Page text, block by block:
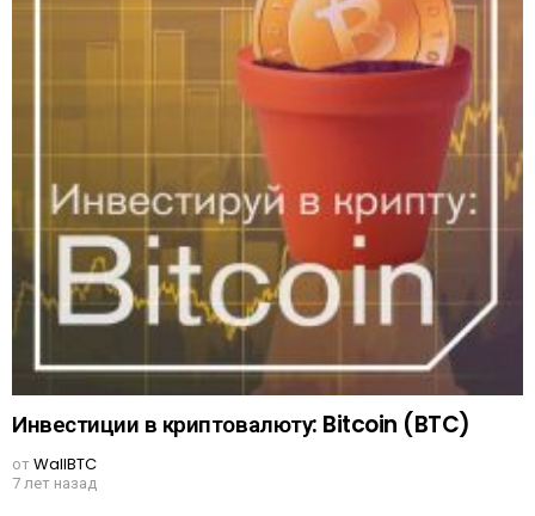
Инвестиции в криптовалюту: Bitcoin (BTC)
отWallBTC
7 лет назад